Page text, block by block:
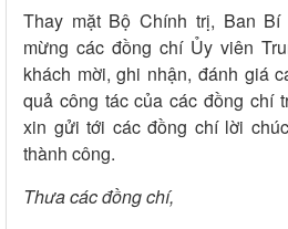
Thay mặt Bộ Chính trị, Ban
mừng các đồng chí Ủy viên
khách mời, ghi nhận, đánh giá
quả công tác của các đồng chí
xin gửi tới các đồng chí lời
thành công.
Thưa các đồng chí,